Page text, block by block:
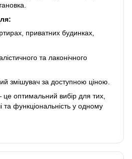
приватних будинках,
та лаконічного
змішувач за доступною ціною.
оптимальний вибір для тих,
та функціональність у одному